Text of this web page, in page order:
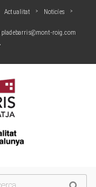
Actualitat
Noticíes
pladebarris@mont-roig.com